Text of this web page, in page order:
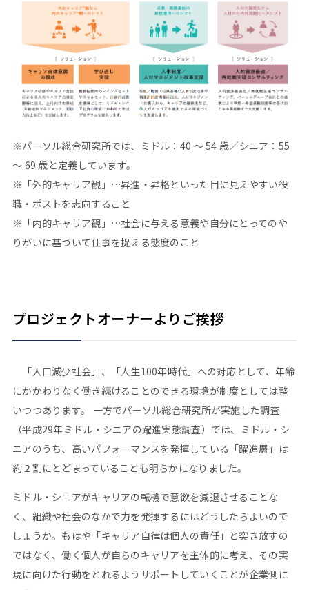
※パーソル総合研究所では、ミドル：40 ～ 54 歳／シニア：55
～ 69 歳と定義しています。
※「外的キャリア観」…昇進・昇格といった目に見えやすい役
職・ポストを志向すること
※「内的キャリア観」…社会に与える意義や自分にとってのや
りがいに基づいて仕事を捉える態度のこと
プロジェクトオーナーよりご挨拶
「人口減少社会」、「人生100年時代」への対応として、年齢
にかかわりなく働き続けることのできる環境が制度としては整
いつつあります。 一方でパーソル総合研究所が実施した調査
（平成29年ミドル・シニアの躍進実態調査）では、ミドル・シ
ニアのうち、高いパフォーマンスを発揮している「躍進層」は
約２割にとどまっていることも明らかになりました。
ミドル・シニアがキャリアの転機で意欲を減退させることな
く、組織や社会のなかで力を発揮するにはどうしたらよいので
しょうか。もはや「キャリア自律は個人の責任」と突き放すの
ではなく、働く個人が自らのキャリアを主体的に考え、その実
現に向けた行動をとれるようサポートしていくことが企業側に